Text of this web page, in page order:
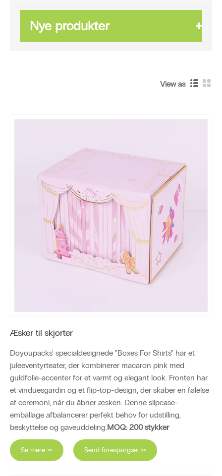
Nye produkter
View as
Æsker til skjorter
Doyoupacks' specialdesignede "Boxes For Shirts" har et
juleeventyrteater, der kombinerer macaron pink med
guldfolie-accenter for et varmt og elegant look. Fronten har
et vinduesgardin og et flip-top-design, der skaber en følelse
af ceremoni, når du åbner æsken. Denne slipcase-
emballage afbalancerer perfekt behov for udstilling,
beskyttelse og gaveuddeling.MOQ: 200 stykker
Se mere >> Send forespørgsel >>